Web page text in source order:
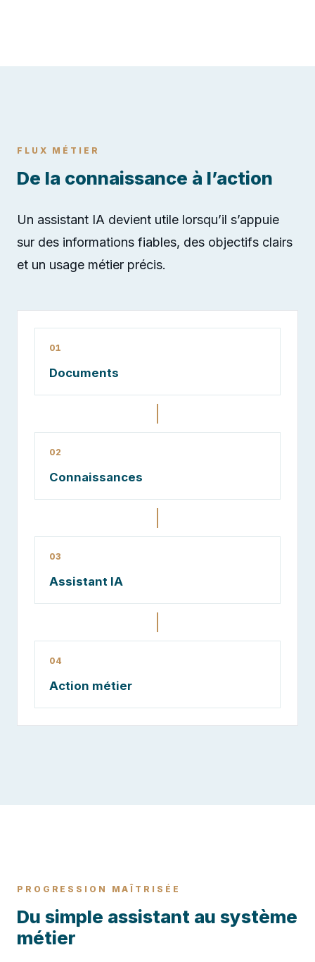
FLUX MÉTIER
De la connaissance à l’action
Un assistant IA devient utile lorsqu’il s’appuie
sur des informations fiables, des objectifs clairs
et un usage métier précis.
01
Documents
02
Connaissances
03
Assistant IA
04
Action métier
PROGRESSION MAÎTRISÉE
Du simple assistant au système
métier